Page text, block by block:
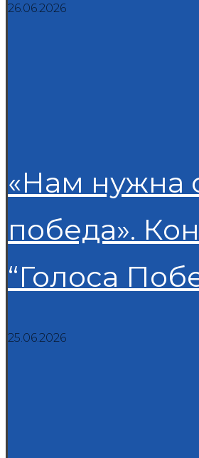
26.06.2026
«Нам нужна
победа».
“Голоса
25.06.2026